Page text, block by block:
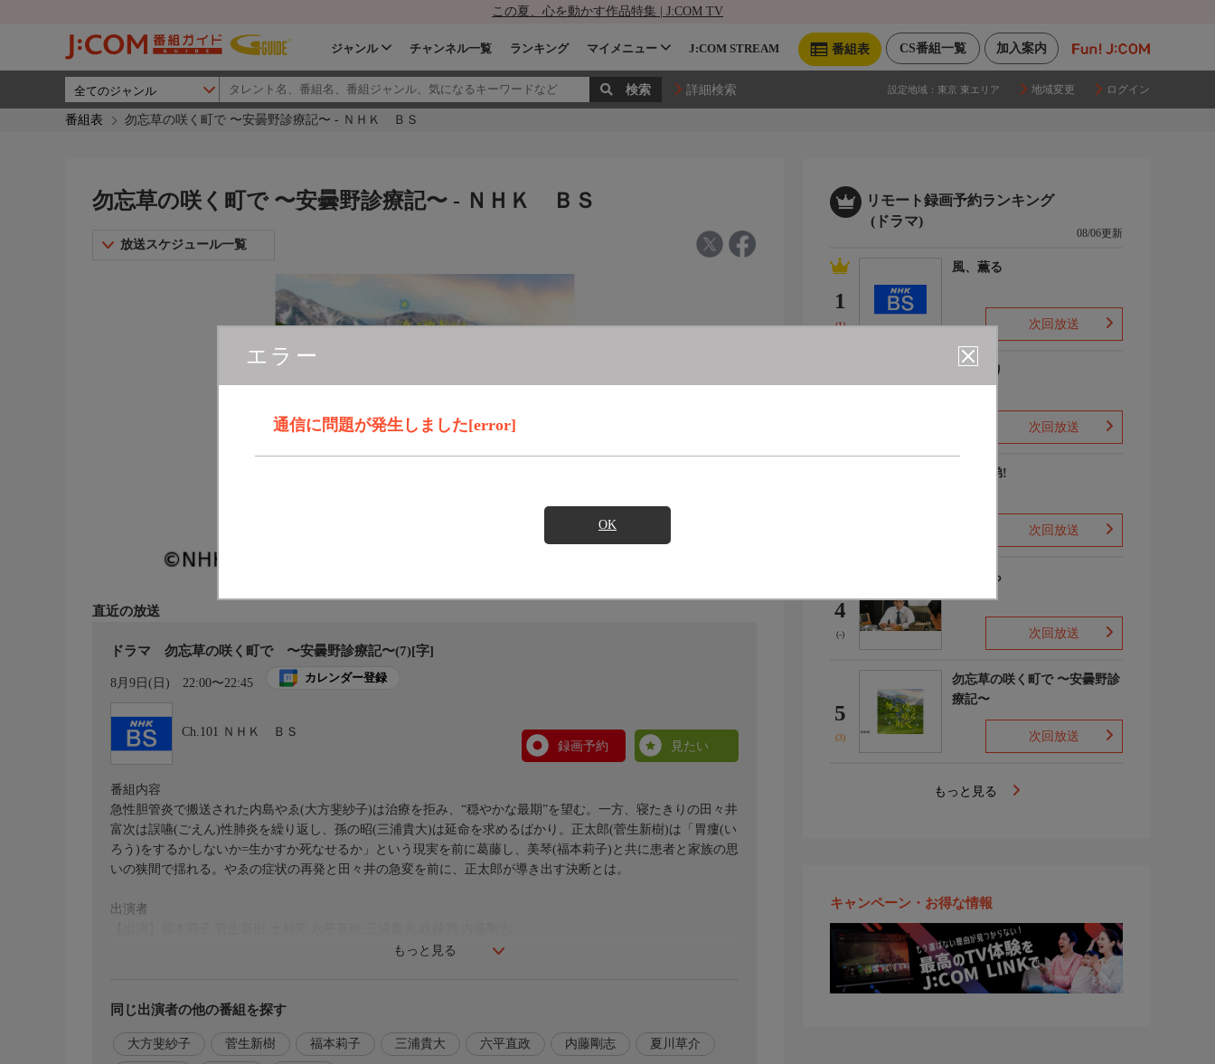
この夏、心を動かす作品特集 | J:COM TV
加入案内
CS番組一覧
番組表
ジャンル チャンネル一覧 ランキング マイメニュー J:COM STREAM
詳細検索 設定地域： 東京 東エリア 地域変更 ログイン
番組表 勿忘草の咲く町で 〜安曇野診療記〜 - ＮＨＫ ＢＳ
エラー
通信に問題が発生しました[error]
OK
勿忘草の咲く町で 〜安曇野診療記〜 - ＮＨＫ ＢＳ
放送スケジュール一覧
直近の放送
ドラマ 勿忘草の咲く町で 〜安曇野診療記〜(7)[字]
8月9日(日) 22:00〜22:45 カレンダー登録
Ch.101
ＮＨＫ ＢＳ
録画予約
見たい
もっと見る
番組内容
急性胆管炎で搬送された内島やゑ(大方斐紗子)は治療を拒み、“穏やかな最期”を望む。一方、寝たきりの田々井
富次は誤嚥(ごえん)性肺炎を繰り返し、孫の昭(三浦貴大)は延命を求めるばかり。正太郎(菅生新樹)は「胃瘻(い
ろう)をするかしないか=生かすか死なせるか」という現実を前に葛藤し、美琴(福本莉子)と共に患者と家族の思
いの狭間で揺れる。やゑの症状の再発と田々井の急変を前に、正太郎が導き出す決断とは。
出演者
同じ出演者の他の番組を探す
大方斐紗子 菅生新樹 福本莉子 三浦貴大 六平直政 内藤剛志 夏川草介
リモート録画予約ランキング
(ドラマ)
08/06更新
1
(1)
風、薫る
次回放送
ひまわり
次回放送
豊臣兄弟!
次回放送
4
(-)
笹まくら
次回放送
5
(3)
勿忘草の咲く町で 〜安曇野診
療記〜
次回放送
もっと見る
キャンペーン・お得な情報